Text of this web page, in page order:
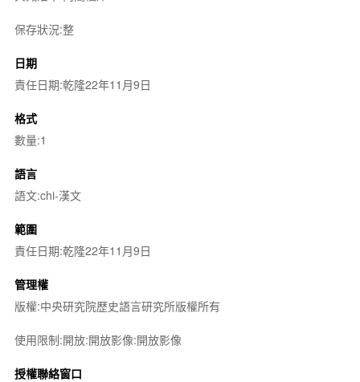
保存狀況:整
日期
責任日期:乾隆22年11月9日
格式
數量:1
語言
語文:chi-漢文
範圍
責任日期:乾隆22年11月9日
管理權
版權:中央研究院歷史語言研究所版權所有
使用限制:開放:開放影像:開放影像
授權聯絡窗口